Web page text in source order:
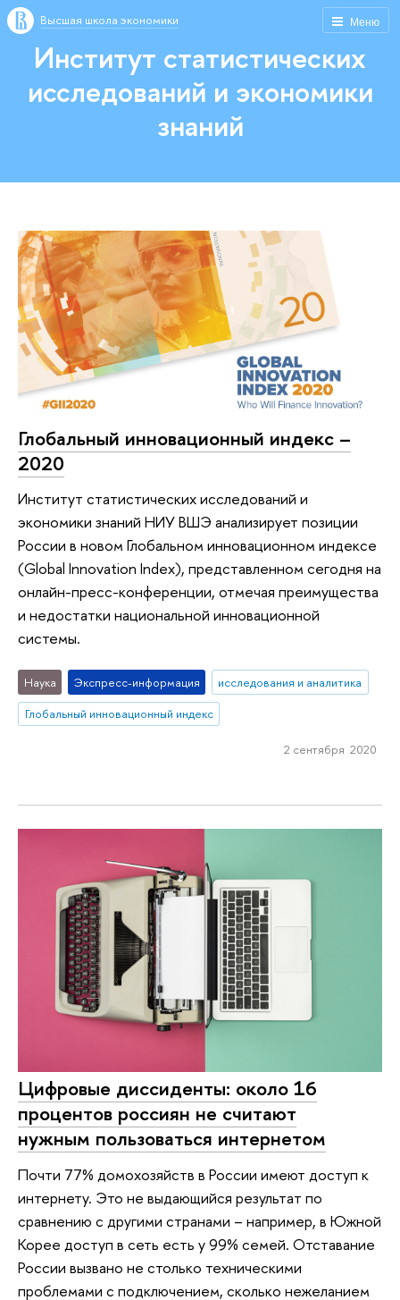
Меню
Высшая школа экономики
Институт статистических
исследований и экономики
знаний
Глобальный инновационный индекс –
2020
Институт статистических исследований и
экономики знаний НИУ ВШЭ анализирует позиции
России в новом Глобальном инновационном индексе
(Global Innovation Index), представленном сегодня на
онлайн-пресс-конференции, отмечая преимущества
и недостатки национальной инновационной
системы.
Наука Экспресс-информация
исследования и аналитика
Глобальный инновационный индекс
2 сентября 2020
Цифровые диссиденты: около 16
процентов россиян не считают
нужным пользоваться интернетом
Почти 77% домохозяйств в России имеют доступ к
интернету. Это не выдающийся результат по
сравнению с другими странами – например, в Южной
Корее доступ в сеть есть у 99% семей. Отставание
России вызвано не столько техническими
проблемами с подключением, сколько нежеланием